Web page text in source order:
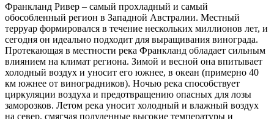
Франкланд Ривер – самый прохладный и самый
обособленный регион в Западной Австралии. Местный
терруар формировался в течение нескольких миллионов лет, и
сегодня он идеально подходит для выращивания винограда.
Протекающая в местности река Франкланд обладает сильным
влиянием на климат региона. Зимой и весной она впитывает
холодный воздух и уносит его южнее, в океан (примерно 40
км южнее от виноградников). Ночью река способствует
циркуляции воздуха и предотвращению опасных для лозы
заморозков. Летом река уносит холодный и влажный воздух
на север, смягчая полуденные высокие температуры и